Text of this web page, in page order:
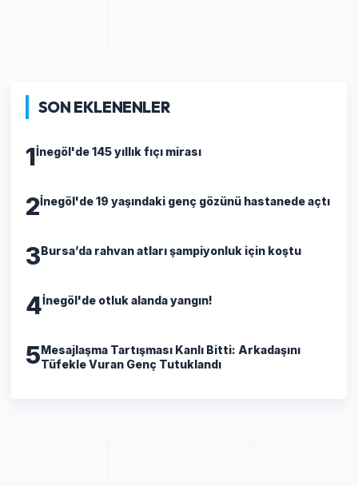
SON EKLENENLER
1İnegöl'de 145 yıllık fıçı mirası
2İnegöl'de 19 yaşındaki genç gözünü hastanede açtı
3Bursa’da rahvan atları şampiyonluk için koştu
4İnegöl'de otluk alanda yangın!
5​Mesajlaşma Tartışması Kanlı Bitti: Arkadaşını
Tüfekle Vuran Genç Tutuklandı